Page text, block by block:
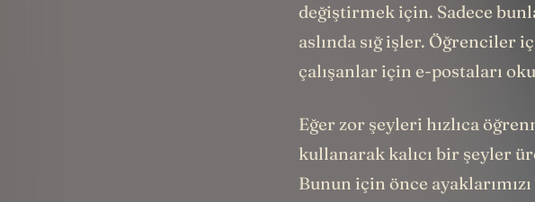
değiştirmek için. Sadece
aslında sığ işler. Öğrenciler
çalışanlar için e-postaları
Eğer zor şeyleri hızlıca
kullanarak kalıcı bir şeyler
Bunun için önce